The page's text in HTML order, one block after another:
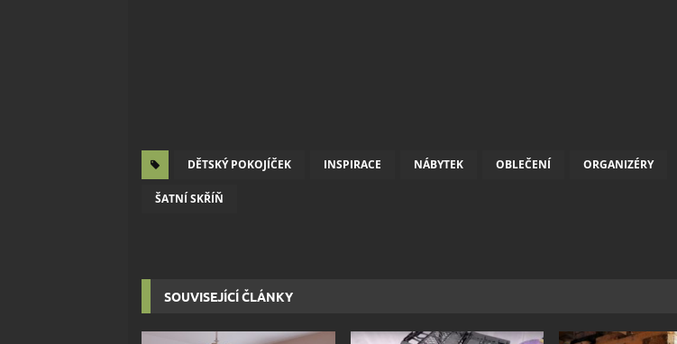
DĚTSKÝ POKOJÍČEK INSPIRACE NÁBYTEK OBLEČENÍ ORGANIZÉRY
ŠATNÍ SKŘÍŇ
SOUVISEJÍCÍ ČLÁNKY